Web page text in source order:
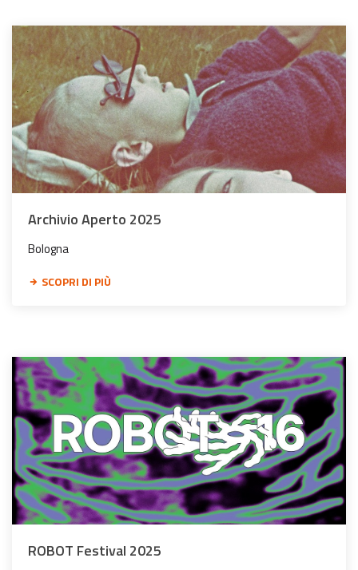
Archivio Aperto 2025
Bologna
SCOPRI DI PIÙ
ROBOT Festival 2025